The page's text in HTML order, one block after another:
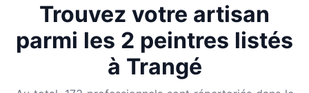
Trouvez votre artisan
parmi les 2 peintres listés
à Trangé